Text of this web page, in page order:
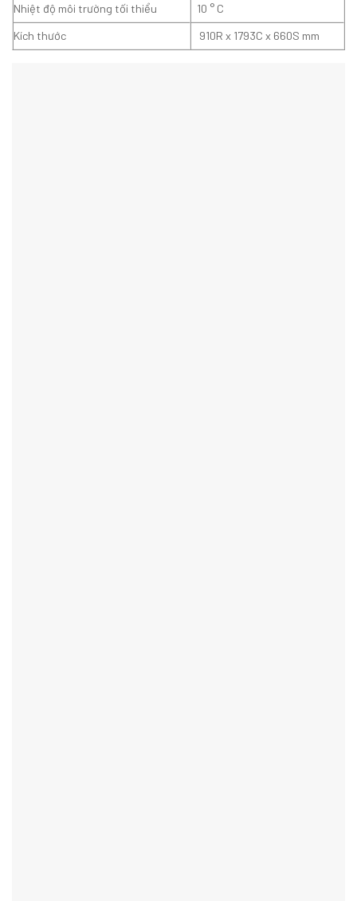
Nhiệt độ môi trường tối thiểu
10 ° C
Kích thước
910R x 1793C x 660S mm